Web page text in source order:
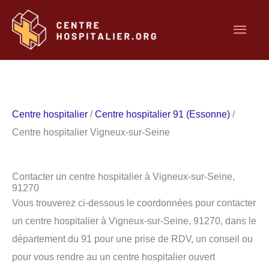
contenu
Centre hospitalier /Centre hospitalier 91 (Essonne) /
Centre hospitalier Vigneux-sur-Seine
Contacter un centre hospitalier à Vigneux-sur-Seine,
91270
Vous trouverez ci-dessous le coordonnées pour contacter
un centre hospitalier à Vigneux-sur-Seine, 91270, dans le
département du 91 pour une prise de RDV, un conseil ou
pour vous rendre au un centre hospitalier ouvert